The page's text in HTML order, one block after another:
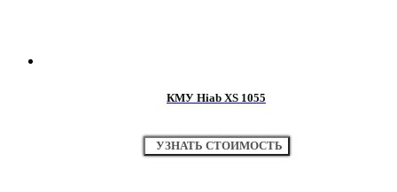
КМУ Hiab XS 1055
УЗНАТЬ СТОИМОСТЬ